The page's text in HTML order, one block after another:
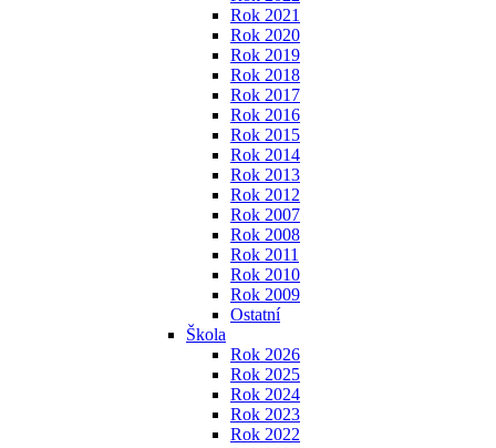
Rok 2021
Rok 2020
Rok 2019
Rok 2018
Rok 2017
Rok 2016
Rok 2015
Rok 2014
Rok 2013
Rok 2012
Rok 2007
Rok 2008
Rok 2011
Rok 2010
Rok 2009
Ostatní
Škola
Rok 2026
Rok 2025
Rok 2024
Rok 2023
Rok 2022